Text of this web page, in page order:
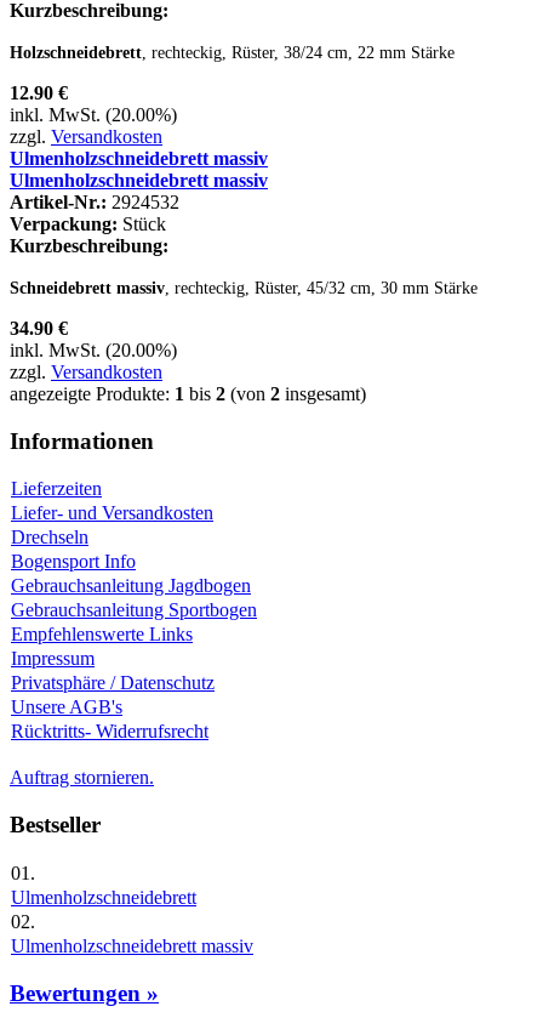
Kurzbeschreibung:
Holzschneidebrett , rechteckig, Rüster, 38/24 cm, 22 mm Stärke
12.90 €
inkl. MwSt. (20.00%)
zzgl. Versandkosten
Ulmenholzschneidebrett massiv
Ulmenholzschneidebrett massiv
Artikel-Nr.: 2924532
Verpackung: Stück
Kurzbeschreibung:
Schneidebrett massiv , rechteckig, Rüster, 45/32 cm, 30 mm Stärke
34.90 €
inkl. MwSt. (20.00%)
zzgl. Versandkosten
angezeigte Produkte: 1 bis 2 (von 2 insgesamt)
Informationen
Lieferzeiten
Liefer- und Versandkosten
Drechseln
Bogensport Info
Gebrauchsanleitung Jagdbogen
Gebrauchsanleitung Sportbogen
Empfehlenswerte Links
Impressum
Privatsphäre / Datenschutz
Unsere AGB's
Rücktritts- Widerrufsrecht
Auftrag stornieren.
Bestseller
01.
Ulmenholzschneidebrett
02.
Ulmenholzschneidebrett massiv
Bewertungen »